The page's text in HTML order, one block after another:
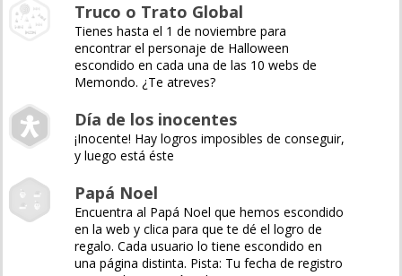
Truco o Trato Global
Tienes hasta el 1 de noviembre para
encontrar el personaje de Halloween
escondido en cada una de las 10 webs de
Memondo. ¿Te atreves?
Día de los inocentes
¡Inocente! Hay logros imposibles de conseguir,
y luego está éste
Papá Noel
Encuentra al Papá Noel que hemos escondido
en la web y clica para que te dé el logro de
regalo. Cada usuario lo tiene escondido en
una página distinta. Pista: Tu fecha de registro